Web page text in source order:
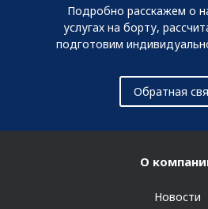
Подробно расскажем о
услугах на борту,
подготовим
Обратная
О
Новости